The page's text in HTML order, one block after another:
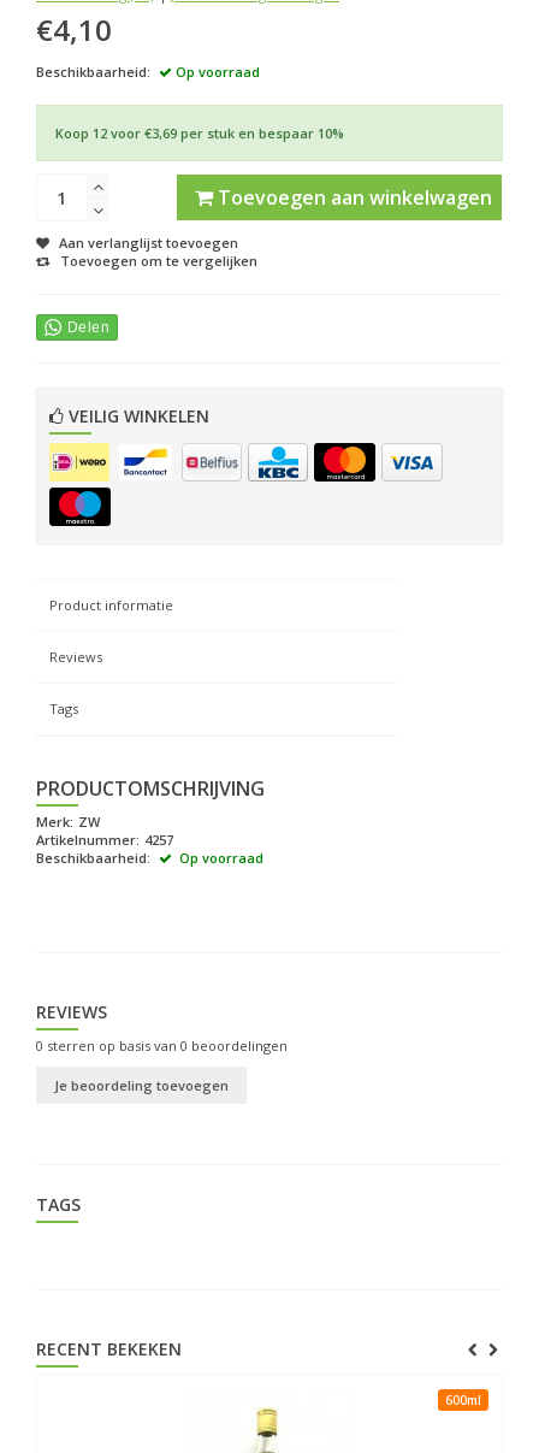
€4,10
Beschikbaarheid: Op voorraad
Koop 12 voor €3,69 per stuk en bespaar 10%
Toevoegen aan winkelwagen
Aan verlanglijst toevoegen
Toevoegen om te vergelijken
VEILIG WINKELEN
Product informatie
Reviews
Tags
PRODUCTOMSCHRIJVING
Merk: ZW
Artikelnummer: 4257
Beschikbaarheid:
Op voorraad
REVIEWS
0 sterren op basis van 0 beoordelingen
Je beoordeling toevoegen
TAGS
RECENT BEKEKEN
600ml